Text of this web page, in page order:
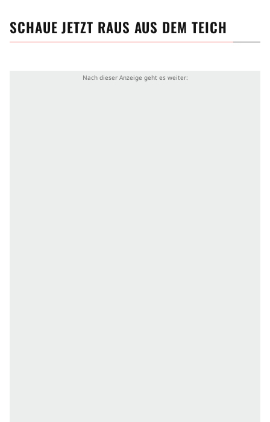
SCHAUE JETZT RAUS AUS DEM TEICH